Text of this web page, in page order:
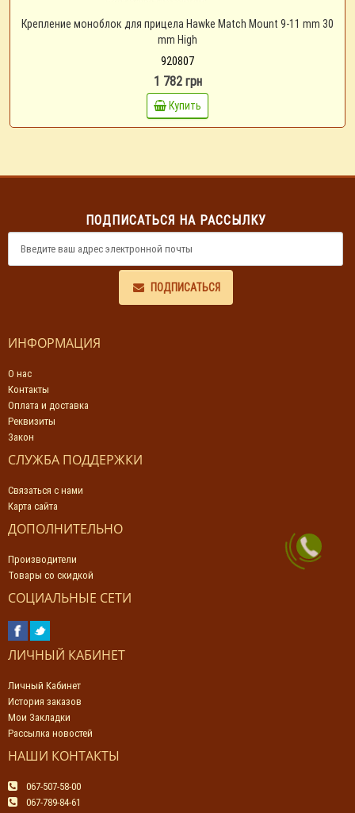
Крепление моноблок для прицела Hawke Match Mount 9-11 mm 30
mm High
920807
1 782 грн
Купить
ПОДПИСАТЬСЯ НА РАССЫЛКУ
ПОДПИСАТЬСЯ
ИНФОРМАЦИЯ
О нас
Контакты
Оплата и доставка
Реквизиты
Закон
СЛУЖБА ПОДДЕРЖКИ
Связаться с нами
Карта сайта
ДОПОЛНИТЕЛЬНО
Производители
Товары со скидкой
СОЦИАЛЬНЫЕ СЕТИ
ЛИЧНЫЙ КАБИНЕТ
Личный Кабинет
История заказов
Мои Закладки
Рассылка новостей
НАШИ КОНТАКТЫ
067-507-58-00
067-789-84-61